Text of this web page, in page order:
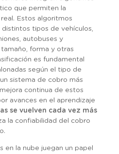
que permiten la
Estos algoritmos
tipos de vehículos,
autobuses y
forma y otras
es fundamental
según el tipo de
sistema de cobro más
continua de estos
avances en el aprendizaje
se vuelven cada vez más
la confiabilidad del cobro
en la nube juegan un papel